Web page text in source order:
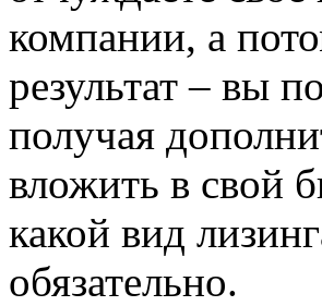
компании, а
результат – вы
получая
вложить в свой
какой вид
обязательно.